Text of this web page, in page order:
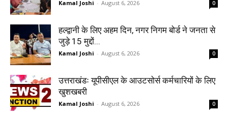
Kamal Joshi - August 6, 2026 0
हल्द्वानी के लिए अहम दिन, नगर निगम बोर्ड ने जनता से
जुड़े 15 मुद्दों...
Kamal Joshi - August 6, 2026 0
उत्तराखंडः यूपीसीएल के आउटसोर्स कर्मचारियों के लिए
खुशखबरी
Kamal Joshi - August 6, 2026 0